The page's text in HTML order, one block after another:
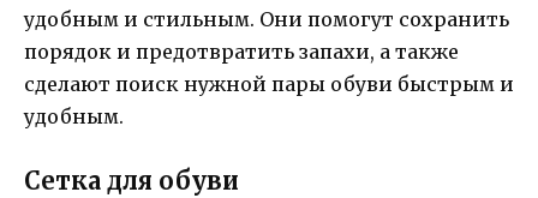
удобным и стильным. Они помогут сохранить
порядок и предотвратить запахи, а также
сделают поиск нужной пары обуви быстрым и
удобным.
Сетка для обуви